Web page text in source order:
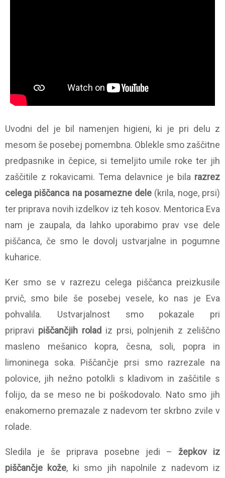
Uvodni del je bil namenjen higieni, ki je pri delu z
mesom še posebej pomembna. Oblekle smo zaščitne
predpasnike in čepice, si temeljito umile roke ter jih
zaščitile z rokavicami. Tema delavnice je bila razrez
celega piščanca na posamezne dele (krila, noge, prsi)
ter priprava novih izdelkov iz teh kosov. Mentorica Eva
nam je zaupala, da lahko uporabimo prav vse dele
piščanca, če smo le dovolj ustvarjalne in pogumne
kuharice.
Ker smo se v razrezu celega piščanca preizkusile
prvič, smo bile še posebej vesele, ko nas je Eva
pohvalila. Ustvarjalnost smo pokazale pri
pripravi piščančjih rolad iz prsi, polnjenih z zeliščno
masleno mešanico kopra, česna, soli, popra in
limoninega soka. Piščančje prsi smo razrezale na
polovice, jih nežno potolkli s kladivom in zaščitile s
folijo, da se meso ne bi poškodovalo. Nato smo jih
enakomerno premazale z nadevom ter skrbno zvile v
rolade.
Sledila je še priprava posebne jedi – žepkov iz
piščančje kože, ki smo jih napolnile z nadevom iz